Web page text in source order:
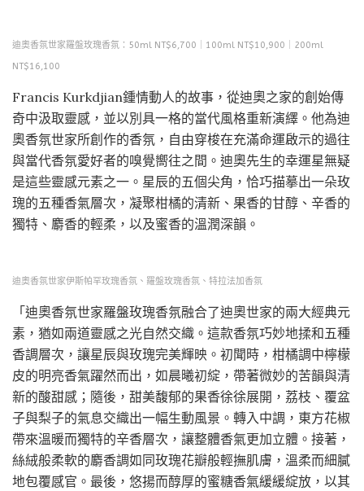
迪奧香氛世家羅盤玫瑰香氛：50ml NT$6,700｜100ml NT$10,900｜200ml
NT$16,100
Francis Kurkdjian鍾情動人的故事，從迪奧之家的創始傳
奇中汲取靈感，並以別具一格的當代風格重新演繹。他為迪
奧香氛世家所創作的香氛，自由穿梭在充滿命運啟示的過往
與當代香氛愛好者的嗅覺嚮往之間。迪奧先生的幸運星無疑
是這些靈感元素之一。星辰的五個尖角，恰巧描摹出一朵玫
瑰的五種香氣層次，凝聚柑橘的清新、果香的甘醇、辛香的
獨特、麝香的輕柔，以及蜜香的溫潤深韻。
迪奧香氛世家伊斯帕罕玫瑰香氛、羅盤玫瑰香氛、特拉法加香氛
「迪奧香氛世家羅盤玫瑰香氛融合了迪奧世家的兩大經典元
素，猶如兩道靈感之光自然交織。這款香氛巧妙地揉和五種
香調層次，讓星辰與玫瑰完美輝映。初聞時，柑橘調中檸檬
皮的明亮香氣躍然而出，如晨曦初綻，帶著微妙的苦韻與清
新的酸甜感；隨後，甜美馥郁的果香徐徐展開，荔枝、覆盆
子與梨子的氣息交織出一幅生動風景。轉入中調，東方花椒
帶來溫暖而獨特的辛香層次，讓整體香氣更加立體。接著，
絲絨般柔軟的麝香調如同玫瑰花瓣般輕撫肌膚，溫柔而細膩
地包覆感官。最後，悠揚而醇厚的蜜糖香氣緩緩綻放，以其